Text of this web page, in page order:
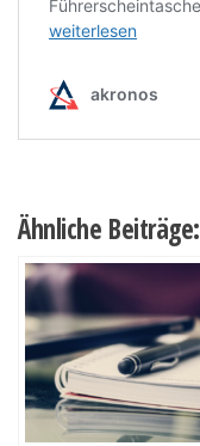
Ähnliche Beiträge: